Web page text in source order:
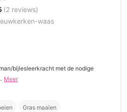
(2 reviews)
waas
bijlesleerkracht met de nodige
Meer
Gras maaien